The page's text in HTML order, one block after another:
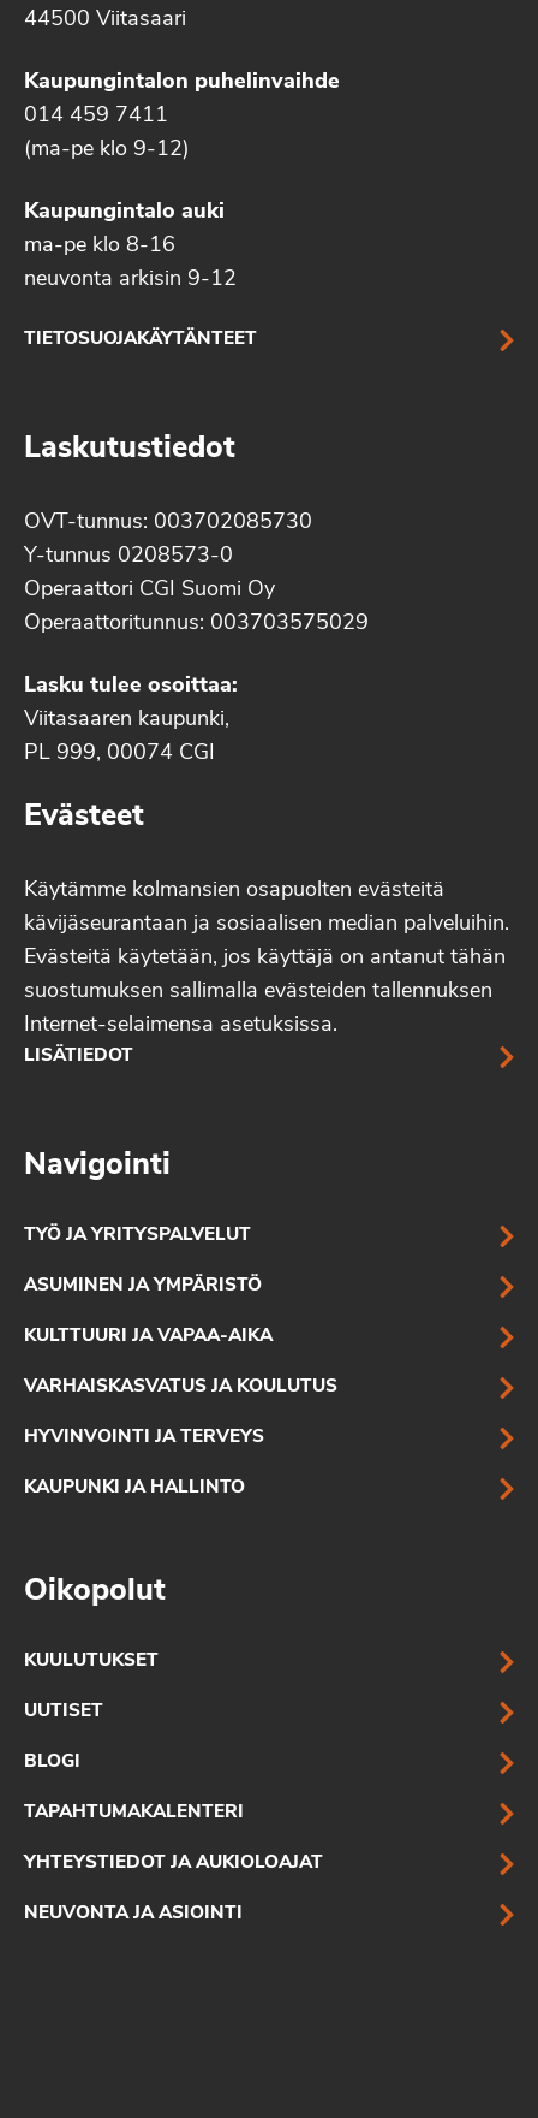
44500 Viitasaari
Kaupungintalon puhelinvaihde
014 459 7411
(ma-pe klo 9-12)
Kaupungintalo auki
ma-pe klo 8-16
neuvonta arkisin 9-12
TIETOSUOJAKÄYTÄNTEET
Laskutustiedot
OVT-tunnus: 003702085730
Y-tunnus 0208573-0
Operaattori CGI Suomi Oy
Operaattoritunnus: 003703575029
Lasku tulee osoittaa:
Viitasaaren kaupunki,
PL 999, 00074 CGI
Evästeet
Käytämme kolmansien osapuolten evästeitä
kävijäseurantaan ja sosiaalisen median palveluihin.
Evästeitä käytetään, jos käyttäjä on antanut tähän
suostumuksen sallimalla evästeiden tallennuksen
Internet-selaimensa asetuksissa.
LISÄTIEDOT
Navigointi
TYÖ JA YRITYSPALVELUT
ASUMINEN JA YMPÄRISTÖ
KULTTUURI JA VAPAA-AIKA
VARHAISKASVATUS JA KOULUTUS
HYVINVOINTI JA TERVEYS
KAUPUNKI JA HALLINTO
Oikopolut
KUULUTUKSET
UUTISET
BLOGI
TAPAHTUMAKALENTERI
YHTEYSTIEDOT JA AUKIOLOAJAT
NEUVONTA JA ASIOINTI